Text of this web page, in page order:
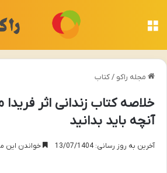
مجله راکو /کتاب
خلاصه کتاب زندانی اثر
آنچه باید بدانید
آخرین به روز رسانی: 13/07/1404 خواندن این مطلب 13 دقیقه